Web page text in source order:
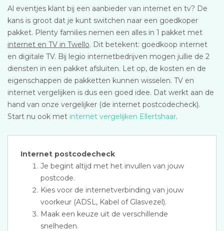
Al eventjes klant bij een aanbieder van internet en tv? De
kans is groot dat je kunt switchen naar een goedkoper
pakket. Plenty families nemen een alles in 1 pakket met
internet en TV in Twello. Dit betekent: goedkoop internet
en digitale TV. Bij legio internetbedrijven mogen jullie de 2
diensten in een pakket afsluiten. Let op, de kosten en de
eigenschappen de pakketten kunnen wisselen. TV en
internet vergelijken is dus een goed idee. Dat werkt aan de
hand van onze vergelijker (de internet postcodecheck).
Start nu ook met internet vergelijken Ellertshaar.
Internet postcodecheck
Je begint altijd met het invullen van jouw
postcode.
Kies voor de internetverbinding van jouw
voorkeur (ADSL, Kabel of Glasvezel).
Maak een keuze uit de verschillende
snelheden.